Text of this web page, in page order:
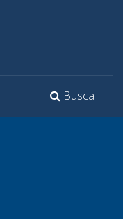
Toggle
Busca